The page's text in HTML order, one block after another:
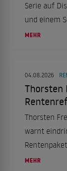
Serie auf
und einem
Easton Ellis'
MEHR
04.08.2026
Thorsten
warnt
ins Wanken
MEHR